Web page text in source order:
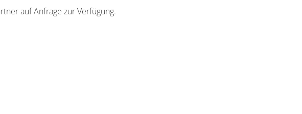
auf Anfrage zur Verfügung.